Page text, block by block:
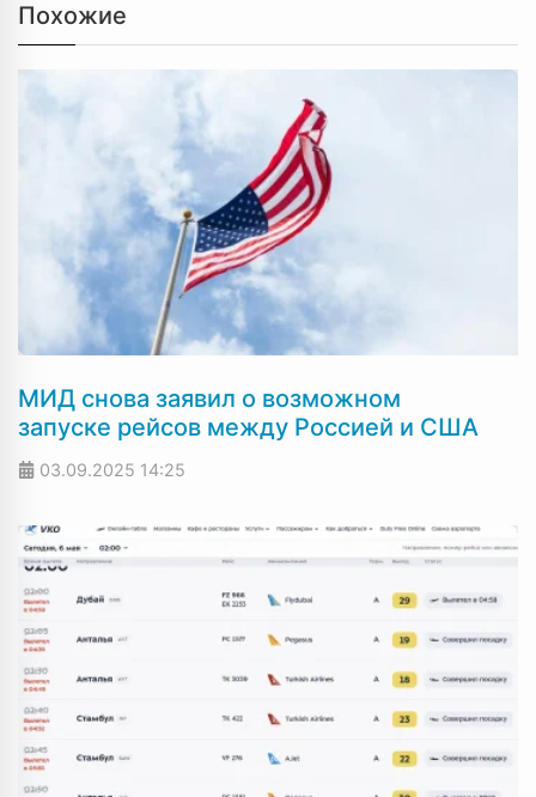
Похожие
МИД снова заявил о возможном
запуске рейсов между Россией и США
03.09.2025 14:25